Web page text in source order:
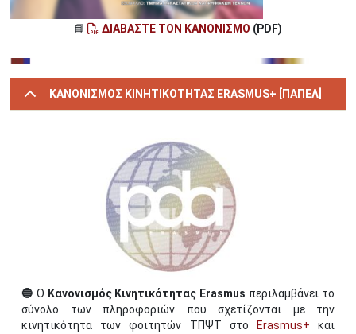
📘 ΔΙΑΒΑΣΤΕ ΤΟΝ ΚΑΝΟΝΙΣΜΟ (PDF)
Image
ΚΑΝΟΝΙΣΜΟΣ ΚΙΝΗΤΙΚΟΤΗΤΑΣ ERASMUS+ [ΠΑΠΕΛ]
🔵 Ο Κανονισμός Κινητικότητας Erasmus περιλαμβάνει το
σύνολο των πληροφοριών που σχετίζονται με την
κινητικότητα των φοιτητών ΤΠΨΤ στο
Erasmus+ και